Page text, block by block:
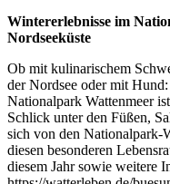
Wintererlebnisse im
Nordseeküste
Ob mit kulinarischem
der Nordsee oder mit
Nationalpark Wattenmeer
Schlick unter den Füßen,
sich von den Nationalpark-
diesen besonderen
diesem Jahr sowie weitere